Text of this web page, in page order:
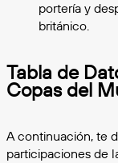
portería y
británico.
Tabla de
Copas del
A continuación, te
participaciones de